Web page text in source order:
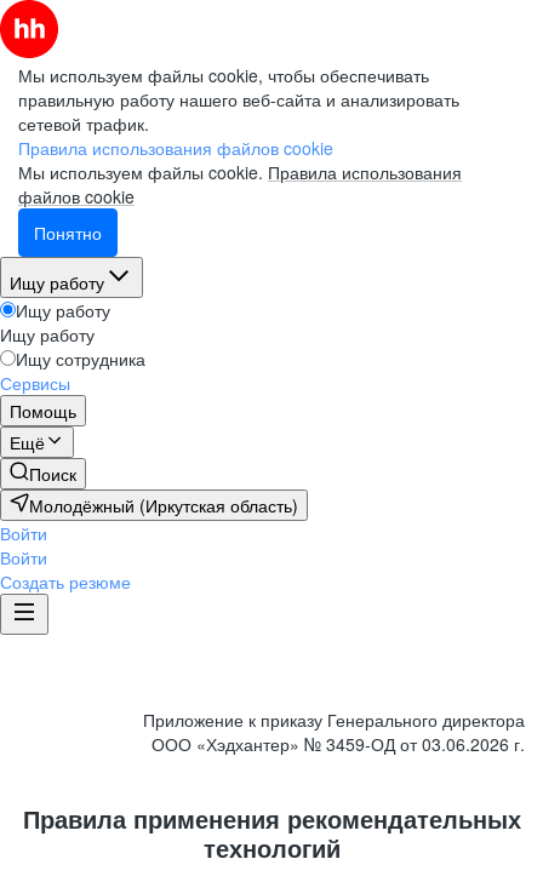
Мы используем файлы cookie, чтобы обеспечивать
правильную работу нашего веб-сайта и анализировать
сетевой трафик.
Правила использования файлов cookie
Мы используем файлы cookie. Правила использования
файлов cookie
Понятно
Ищу работу
Ищу работу
Ищу работу
Ищу сотрудника
Сервисы
Помощь
Ещё
Поиск
Молодёжный (Иркутская область)
Войти
Войти
Создать резюме
Приложение к приказу Генерального директора
ООО «Хэдхантер» № 3459-ОД от 03.06.2026 г.
Правила применения рекомендательных
технологий